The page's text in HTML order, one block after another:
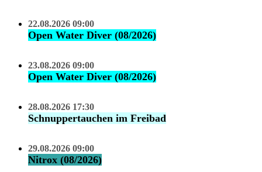
22.08.2026 09:00
Open Water Diver (08/2026)
23.08.2026 09:00
Open Water Diver (08/2026)
28.08.2026 17:30
Schnuppertauchen im Freibad
29.08.2026 09:00
Nitrox (08/2026)